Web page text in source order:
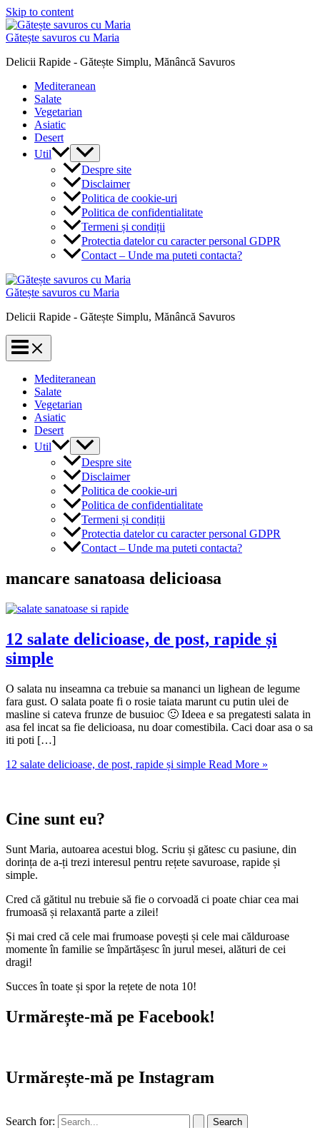
Skip to content
Gătește savuros cu Maria
Delicii Rapide - Gătește Simplu, Mănâncă Savuros
Mediteranean
Salate
Vegetarian
Asiatic
Desert
Util
Despre site
Disclaimer
Politica de cookie-uri
Politica de confidentialitate
Termeni și condiții
Protectia datelor cu caracter personal GDPR
Contact – Unde ma puteti contacta?
Gătește savuros cu Maria
Delicii Rapide - Gătește Simplu, Mănâncă Savuros
Mediteranean
Salate
Vegetarian
Asiatic
Desert
Util
Despre site
Disclaimer
Politica de cookie-uri
Politica de confidentialitate
Termeni și condiții
Protectia datelor cu caracter personal GDPR
Contact – Unde ma puteti contacta?
mancare sanatoasa delicioasa
12 salate delicioase, de post, rapide și
simple
O salata nu inseamna ca trebuie sa mananci un lighean de legume
fara gust. O salata poate fi o rosie taiata marunt cu putin ulei de
masline si cateva frunze de busuioc 🙂 Ideea e sa pregatesti salata in
asa fel incat sa fie delicioasa, nu doar comestibila. Caci doar asa o sa
iti poti […]
12 salate delicioase, de post, rapide și simple Read More »
Cine sunt eu?
Sunt Maria, autoarea acestui blog. Scriu și gătesc cu pasiune, din
dorința de a-ți trezi interesul pentru rețete savuroase, rapide și
simple.
Cred că gătitul nu trebuie să fie o corvoadă ci poate chiar cea mai
frumoasă și relaxantă parte a zilei!
Și mai cred că cele mai frumoase povești și cele mai călduroase
momente în familie se împărtășesc în jurul mesei, alături de cei
dragi!
Succes în toate și spor la rețete de nota 10!
Urmărește-mă pe Facebook!
Urmărește-mă pe Instagram
Search for: